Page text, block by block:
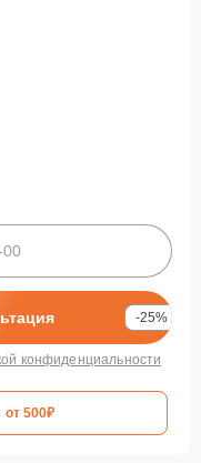
-25%
конфиденциальности
от 500₽